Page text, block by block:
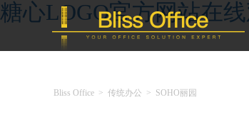
糖心LOGO官方网站在
Bliss Office > 传统办公 > SOHO丽园